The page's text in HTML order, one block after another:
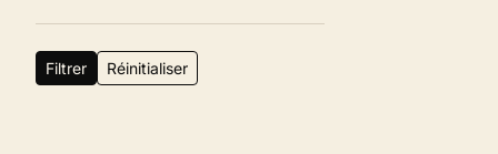
Filtrer Réinitialiser